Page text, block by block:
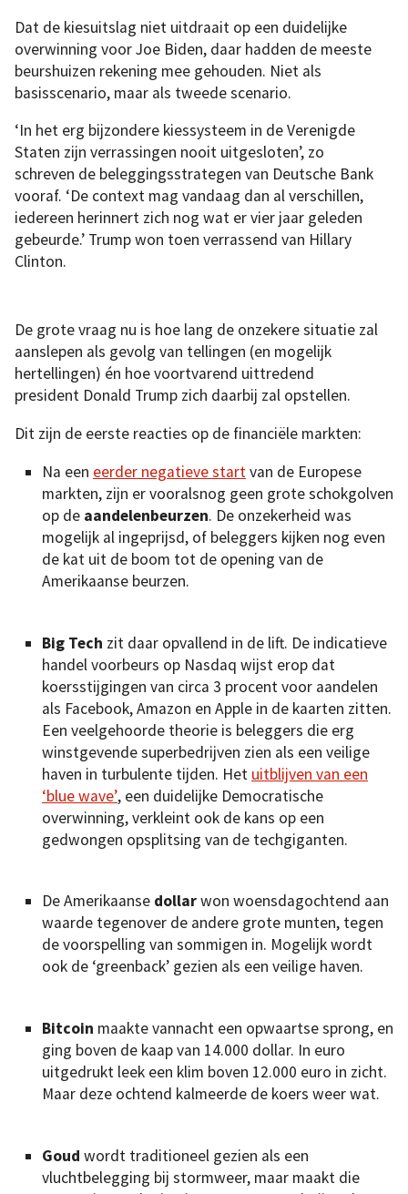
Dat de kiesuitslag niet uitdraait op een duidelijke
overwinning voor Joe Biden, daar hadden de meeste
beurshuizen rekening mee gehouden. Niet als
basisscenario, maar als tweede scenario.
‘In het erg bijzondere kiessysteem in de Verenigde
Staten zijn verrassingen nooit uitgesloten’, zo
schreven de beleggingsstrategen van Deutsche Bank
vooraf. ‘De context mag vandaag dan al verschillen,
iedereen herinnert zich nog wat er vier jaar geleden
gebeurde.’ Trump won toen verrassend van Hillary
Clinton.
De grote vraag nu is hoe lang de onzekere situatie zal
aanslepen als gevolg van tellingen (en mogelijk
hertellingen) én hoe voortvarend uittredend
president Donald Trump zich daarbij zal opstellen.
Dit zijn de eerste reacties op de financiële markten:
Na een eerder negatieve startvan de Europese
markten, zijn er vooralsnog geen grote schokgolven
op de aandelenbeurzen. De onzekerheid was
mogelijk al ingeprijsd, of beleggers kijken nog even
de kat uit de boom tot de opening van de
Amerikaanse beurzen.
Big Tech zit daar opvallend in de lift. De indicatieve
handel voorbeurs op Nasdaq wijst erop dat
koersstijgingen van circa 3 procent voor aandelen
als Facebook, Amazon en Apple in de kaarten zitten.
Een veelgehoorde theorie is beleggers die erg
winstgevende superbedrijven zien als een veilige
haven in turbulente tijden. Het uitblijven van een
‘blue wave’, een duidelijke Democratische
overwinning, verkleint ook de kans op een
gedwongen opsplitsing van de techgiganten.
De Amerikaanse dollarwon woensdagochtend aan
waarde tegenover de andere grote munten, tegen
de voorspelling van sommigen in. Mogelijk wordt
ook de ‘greenback’ gezien als een veilige haven.
Bitcoin maakte vannacht een opwaartse sprong, en
ging boven de kaap van 14.000 dollar. In euro
uitgedrukt leek een klim boven 12.000 euro in zicht.
Maar deze ochtend kalmeerde de koers weer wat.
Goud wordt traditioneel gezien als een
vluchtbelegging bij stormweer, maar maakt die